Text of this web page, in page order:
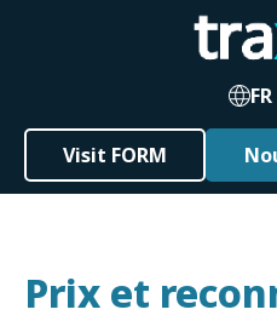
FR
Visit FORM
Prix et